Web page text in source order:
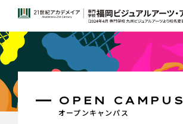
オープンキャンパス
OPEN CAMPUS